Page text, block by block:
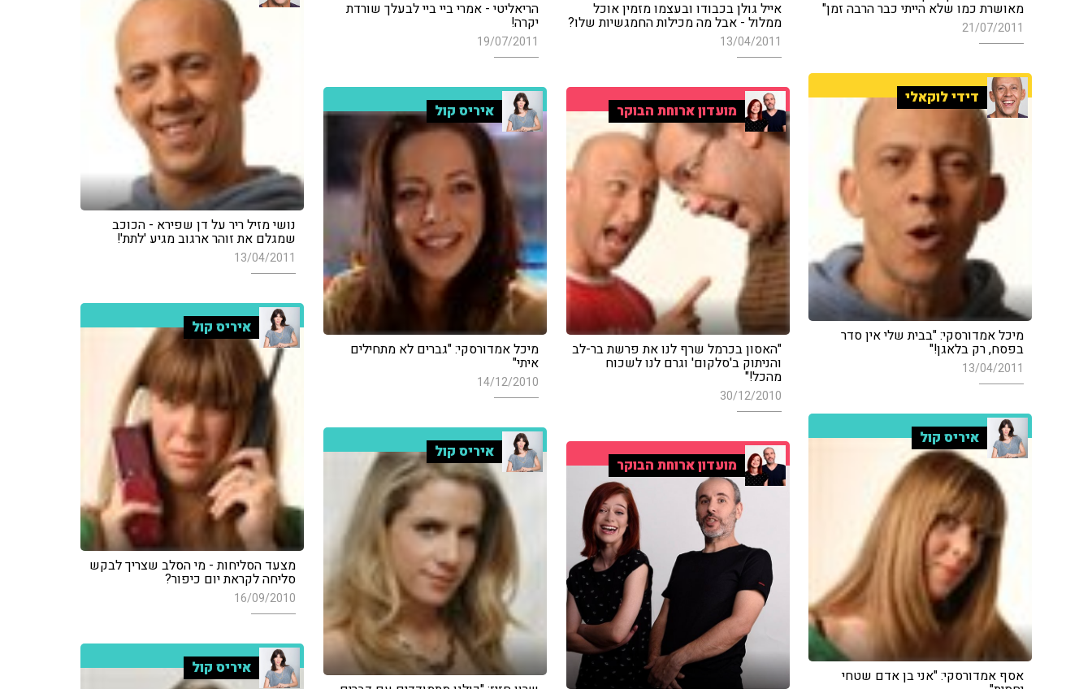
מאושרת כמו שלא הייתי כבר הרבה זמן"
21/07/2011
הריאליטי - אמרי ביי ביי לבעלך שורדת
יקרה!
19/07/2011
אייל גולן בכבודו ובעצמו מזמין אוכל
ממלול - אבל מה מכילות החמגשיות שלו?
13/04/2011
נושי מזיל ריר על דן שפירא - הכוכב
שמגלם את זוהר ארגוב מגיע 'לתת'!
13/04/2011
דידי לוקאלי
מיכל אמדורסקי: "בבית שלי אין סדר
בפסח, רק בלאגן!"
13/04/2011
מועדון ארוחת הבוקר
"האסון בכרמל שרף לנו את פרשת בר-לב
והניתוק ב'סלקום' וגרם לנו לשכוח
מהכל!"
30/12/2010
איריס קול
מיכל אמדורסקי: "גברים לא מתחילים
איתי"
14/12/2010
איריס קול
מצעד הסליחות - מי הסלב שצריך לבקש
סליחה לקראת יום כיפור?
16/09/2010
איריס קול
אסף אמדורסקי: "אני בן אדם שטחי
איריס קול
מועדון ארוחת הבוקר
איריס קול